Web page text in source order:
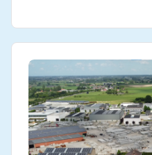
Banner image